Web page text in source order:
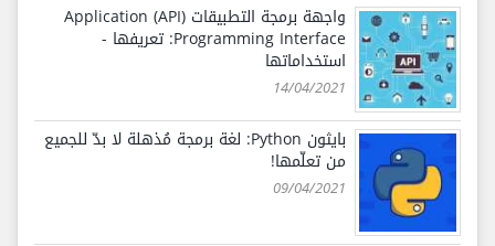
واجهة برمجة التطبيقات (API) Application
Programming Interface: تعريفها -
استخداماتها
14/04/2021
بايثون Python: لغة برمجة مُذهلة لا بدّ للجميع
من تعلّمها!
09/04/2021